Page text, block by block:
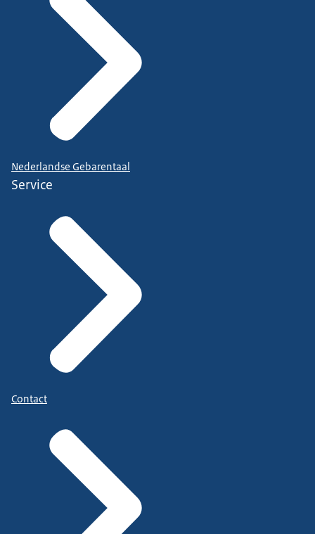
besproken wordt is vertrouwelijk...
Wat kan je ervan verwachten?
Een mediator biedt je in
ieder geval de gelegenheid...
je verhaal te doen op een zodanige
manier dat de ander ook naar je...
gewerkt kan worden aan oplossingen.
Hoe kom je bij een mediator terecht?
Dat is op heel veel verschillende manieren.
Als je kijkt naar arbeidszaken, komt
dat vaak op advies van de bedrijfsarts...
Maar heb je nou zelf een meningsverschil of een
onenigheid...
en je zoekt naar een mediator..
kan je die vinden op internet.
Nederlandse Gebarentaal
Service
Contact